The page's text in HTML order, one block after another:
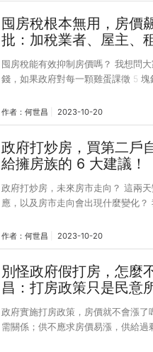
房，從去年起開始研擬放寬首購族
貸」；經過一段時間討論後，「50
大銀行普遍提供相關服務方案。 那
囤房稅根本無用，房價
批：加稅業者、屋主、
囤房稅能有效抑制房價嗎？ 我想問大家一個假設
錢，如果政府對每一顆雞蛋課徵 5
為接下來一碗泡麵商會賣 35 元、還
如果政府對每一輛汽車加課 50 萬元
倘若你認為加稅會讓商人轉嫁成本
徵囤房稅，頻頻增加一般民眾的房
嗎？ 十幾年前，我是一
作者： 何世昌 2023-10-20
政府打炒房，買第二戶
給擁房族的 6 大建議！
政府打炒房，未來房市走向？ 這兩
應，以及房市走向會出現什麼變化？
房市會復甦反彈 關於今、明年房市預測，歡迎點擊收聽留言連結「地產詹哥老實
說」（2023 房市走向「專家老實說
位高手的預測都蠻準確的。唯一需
以價格修正總幅度會稍低。 第二戶
戶將交屋，但受到央行
作者： 何世昌 2023-10-20
別怪政府假打房，怎麼
昌：打房政策只是民意
政府實施打房政策，房價就不會漲
需關係；供不應求房價易漲，供給過